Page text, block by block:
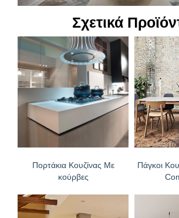
– Υψηλή αντοχή στα χημικά
Σχετικά
Πορτάκια Κουζίνας Με
κούρβες
Πάγκοι